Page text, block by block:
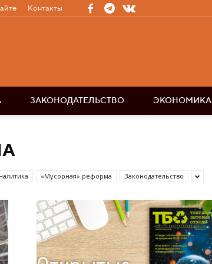
Контакты
ЗАКОНОДАТЕЛЬСТВО ЭКОНОМИКА
«Мусорная» реформа Законодательство